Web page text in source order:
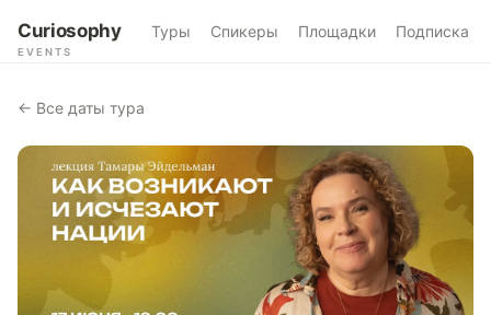
Curiosophy
EVENTS
Туры Спикеры Площадки Подписка
← Все даты тура